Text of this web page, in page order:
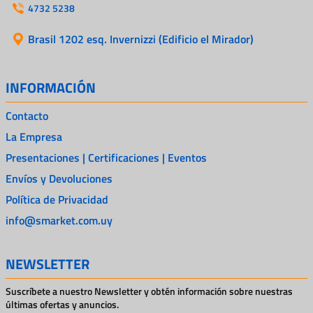
4732 5238
Brasil 1202 esq. Invernizzi (Edificio el Mirador)
INFORMACIÓN
Contacto
La Empresa
Presentaciones | Certificaciones | Eventos
Envíos y Devoluciones
Política de Privacidad
info@smarket.com.uy
NEWSLETTER
Suscríbete a nuestro Newsletter y obtén información sobre nuestras
últimas ofertas y anuncios.